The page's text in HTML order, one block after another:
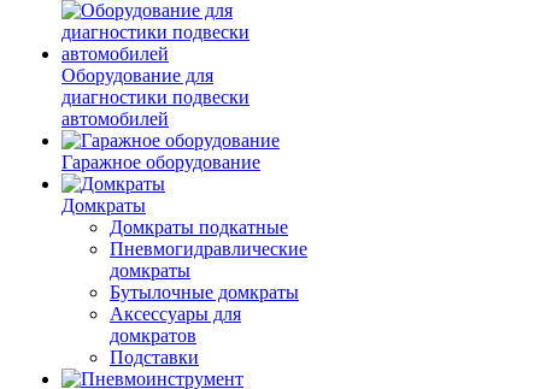
Оборудование для
диагностики подвески
автомобилей
Гаражное оборудование
Домкраты
Домкраты подкатные
Пневмогидравлические
домкраты
Бутылочные домкраты
Аксессуары для
домкратов
Подставки